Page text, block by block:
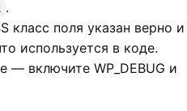
.
класс поля указан верно и
используется в коде.
— включите WP_DEBUG и